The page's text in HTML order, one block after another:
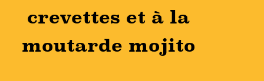
crevettes et à la
moutarde mojito